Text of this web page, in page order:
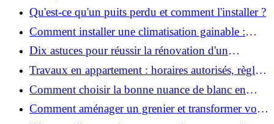
Qu'est-ce qu'un puits perdu et comment l'installer ?
Comment installer une climatisation gainable :
coût, étapes et conseils ?
Dix astuces pour réussir la rénovation d'un
appartement
Travaux en appartement : horaires autorisés, règles
et bonnes pratiques
Comment choisir la bonne nuance de blanc en
décoration et éviter les pièges ?
Comment aménager un grenier et transformer vos